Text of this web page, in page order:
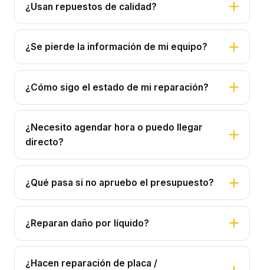
¿Usan repuestos de calidad?
¿Se pierde la información de mi equipo?
¿Cómo sigo el estado de mi reparación?
¿Necesito agendar hora o puedo llegar
directo?
¿Qué pasa si no apruebo el presupuesto?
¿Reparan daño por líquido?
¿Hacen reparación de placa /